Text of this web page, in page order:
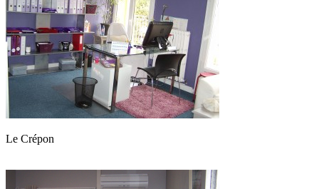
Le Crépon